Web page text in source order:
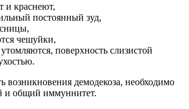
и краснеют,
постоянный зуд,
чешуйки,
поверхность слизистой
возникновения демодекоза, необходимо
и общий иммуннитет.